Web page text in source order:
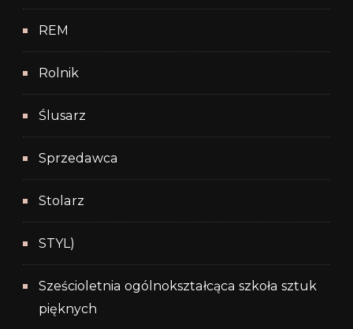
REM
Rolnik
Ślusarz
Sprzedawca
Stolarz
STYL)
Sześcioletnia ogólnokształcąca szkoła sztuk
pięknych